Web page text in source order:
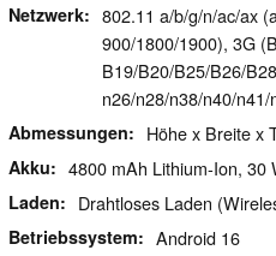
Netzwerk
802.11 a/b/g/n/ac/ax
900/​1800/​1900), 3G
B19/​B20/​B25/​B26/​
n26/​n28/​n38/​n40/​
Abmessungen Höhe x Breite x
Akku 4800 mAh Lithium-Ion, 30
Laden Drahtloses Laden
Betriebssystem Android 16